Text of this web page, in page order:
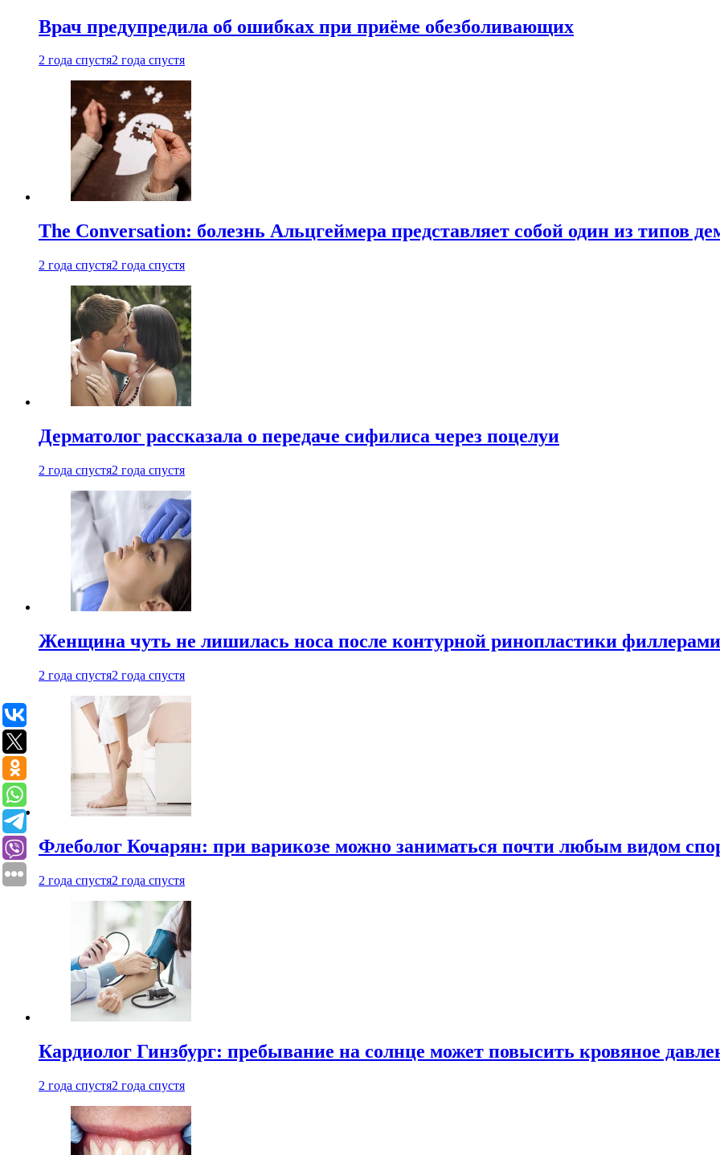
Врач предупредила об ошибках при приëме обезболивающих
2 года спустя2 года спустя
The Conversation: болезнь Альцгеймера представляет собой один из типов
2 года спустя2 года спустя
Дерматолог рассказала о передаче сифилиса через поцелуи
2 года спустя2 года спустя
Женщина чуть не лишилась носа после контурной ринопластики филлерами
2 года спустя2 года спустя
Флеболог Кочарян: при варикозе можно заниматься почти любым видом
2 года спустя2 года спустя
Кардиолог Гинзбург: пребывание на солнце может повысить кровяное
2 года спустя2 года спустя